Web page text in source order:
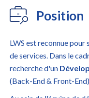
Position
LWS est reconnue
de services. Dans le
recherche d'un
(Back-End & Front-End).